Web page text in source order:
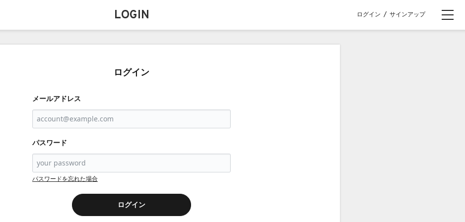
LOGIN ログイン / サインアップ
ログイン
メールアドレス
パスワード
パスワードを忘れた場合
ログイン